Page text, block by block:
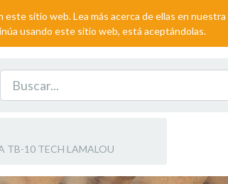
este sitio web. Lea más acerca de ellas en nuestra
usando este sitio web, está aceptándolas.
TB-10 TECH LAMALOU